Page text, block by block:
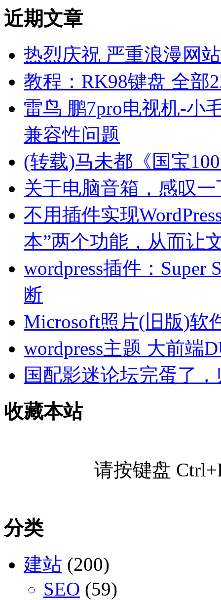
近期文章
热烈庆祝 严重浪漫网
教程：RK98键盘 全部
雷鸟 鹏7pro电视机-小
兼容性问题
(转载)马未都《国宝
关于电脑音箱，感叹
不用插件实现
本”两个功能，从而让
wordpress插件：
断
Microsoft照片(旧版)软
wordpress主题 大前端
国配影迷论坛完蛋了
收藏本站
请按键盘
分类
建站 (200)
SEO (59)